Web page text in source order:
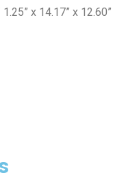
x 14.17” x 12.60”